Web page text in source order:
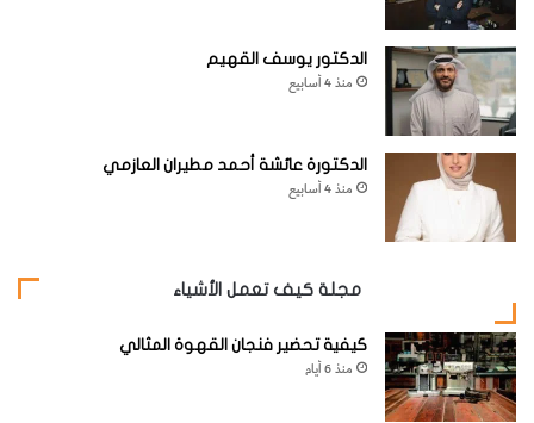
الدكتور يوسف القهيم
منذ 4 أسابيع
الدكتورة عائشة أحمد مطيران العازمي
منذ 4 أسابيع
مجلة كيف تعمل الأشياء
كيفية تحضير فنجان القهوة المثالي
منذ 6 أيام